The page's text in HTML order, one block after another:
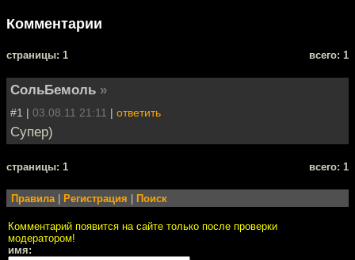
Комментарии
cтраницы: 1 всего: 1
СольБемоль »
#1 | 03.08.11 21:11 | ответить
Супер)
cтраницы: 1 всего: 1
Правила| Регистрация Поиск
Комментарий появится на сайте только после проверки
модератором!
имя: